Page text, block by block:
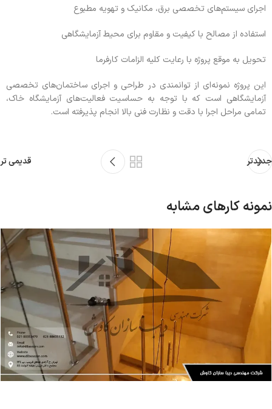
اجرای سیستم‌های تخصصی برق، مکانیک و تهویه مطبوع
استفاده از مصالح با کیفیت و مقاوم برای محیط آزمایشگاهی
تحویل به موقع پروژه با رعایت کلیه الزامات کارفرما
این پروژه نمونه‌ای از توانمندی در طراحی و اجرای ساختمان‌های تخصصی
آزمایشگاهی است که با توجه به حساسیت فعالیت‌های آزمایشگاه خاک،
تمامی مراحل اجرا با دقت و نظارت فنی بالا انجام پذیرفته است.
جدیدتر قدیمی تر
نمونه کارهای مشابه